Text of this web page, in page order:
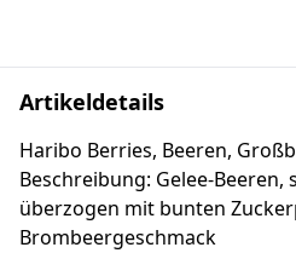
Artikeldetails
Haribo Berries, Beeren,
Beschreibung: Gelee-
überzogen mit bunten
Brombeergeschmack